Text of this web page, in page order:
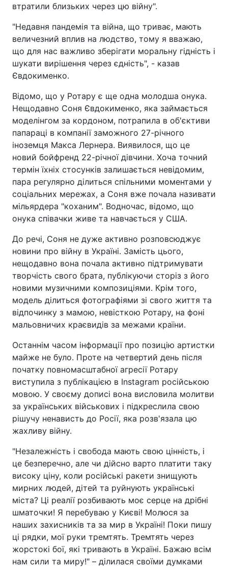
втратили близьких через цю війну".
"Недавня пандемія та війна, що триває, мають
величезний вплив на людство, тому я вважаю,
що для нас важливо зберігати моральну гідність і
шукати вирішення через єдність", - казав
Євдокименко.
Відомо, що у Ротару є ще одна молодша онука.
Нещодавно Соня Євдокименко, яка займається
моделінгом за кордоном, потрапила в об'єктиви
папараці в компанії заможного 27-річного
іноземця Макса Лернера. Виявилося, що це
новий бойфренд 22-річної дівчини. Хоча точний
термін їхніх стосунків залишається невідомим,
пара регулярно ділиться спільними моментами у
соціальних мережах, а Соня вже почала називати
мільярдера "коханим". Водночас, відомо, що
онука співачки живе та навчається у США.
До речі, Соня не дуже активно розповсюджує
новини про війну в Україні. Замість цього,
нещодавно вона почала активно підтримувати
творчість свого брата, публікуючи сторіз з його
новими музичними композиціями. Крім того,
модель ділиться фотографіями зі свого життя та
відпочинку з мамою, невісткою Ротару, на фоні
мальовничих краєвидів за межами країни.
Останнім часом інформації про позицію артистки
майже не було. Проте на четвертий день після
початку повномасштабної агресії Ротару
виступила з публікацією в Instagram російською
мовою. У своєму дописі вона висловила молитви
за українських військових і підкреслила свою
рішучу ненависть до Росії, яка розв'язала цю
жахливу війну.
"Незалежність і свобода мають свою цінність, і
це безперечно, але чи дійсно варто платити таку
високу ціну, коли російські ракети знищують
мирних людей, дітей та руйнують українські
міста? Ці реалії розбивають моє серце на дрібні
шматочки! Я перебуваю у Києві! Молюся за
наших захисників та за мир в Україні! Поки пишу
ці рядки, мої руки тремтять. Тремтять через
жорстокі бої, які тривають в Україні. Бажаю всім
нам сили та миру!" – ділилася своїми думками